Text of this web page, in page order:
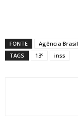
FONTE
Agência Brasil
TAGS
13º inss